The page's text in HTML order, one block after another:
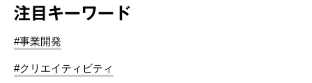
注目キーワード
#事業開発
#クリエイティビティ